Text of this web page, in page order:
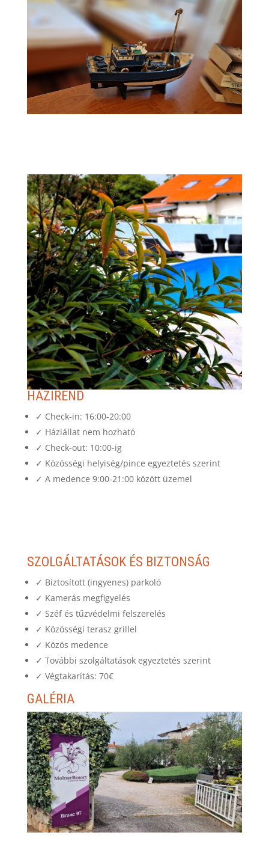
HÁZIREND
✓ Check-in: 16:00-20:00
✓ Háziállat nem hozható
✓ Check-out: 10:00-ig
✓ Közösségi helyiség/pince egyeztetés szerint
✓ A medence 9:00-21:00 között üzemel
SZOLGÁLTATÁSOK ÉS BIZTONSÁG
✓ Biztosított (ingyenes) parkoló
✓ Kamerás megfigyelés
✓ Széf és tűzvédelmi felszerelés
✓ Közösségi terasz grillel
✓ Közös medence
✓ További szolgáltatások egyeztetés szerint
✓ Végtakarítás: 70€
GALÉRIA